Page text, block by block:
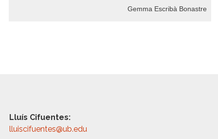
Gemma Escribà Bonastre
Lluís Cifuentes:
lluiscifuentes@ub.edu